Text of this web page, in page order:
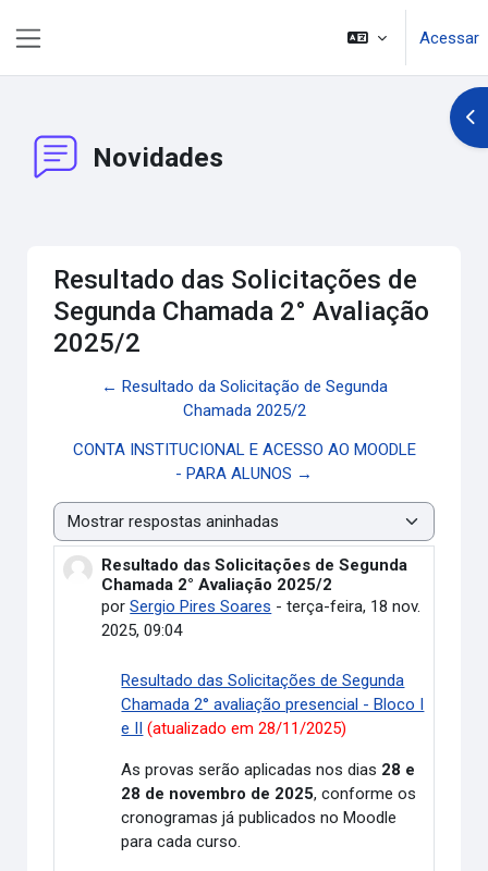
Acessar
Novidades
Resultado das Solicitações de
Segunda Chamada 2° Avaliação
2025/2
← Resultado da Solicitação de Segunda
Chamada 2025/2
CONTA INSTITUCIONAL E ACESSO AO MOODLE
- PARA ALUNOS →
Modo de visualização
Resultado das Solicitações de Segunda
Chamada 2° Avaliação 2025/2
porSergio Pires Soares -terça-feira, 18 nov.
2025, 09:04
Número de respostas: 0
Resultado das Solicitações de Segunda
Chamada 2° avaliação presencial - Bloco I
e II (atualizado em 28/11/2025)
As provas serão aplicadas nos dias 28 e
28 de novembro de 2025, conforme os
cronogramas já publicados no Moodle
para cada curso.